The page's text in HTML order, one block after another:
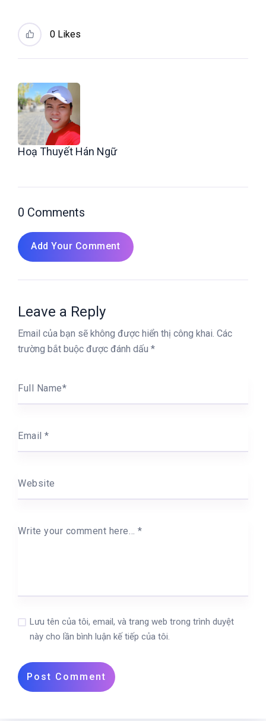
0 Likes
Hoạ Thuyết Hán Ngữ
0 Comments
Add Your Comment
Leave a Reply
Email của bạn sẽ không được hiển thị công khai. Các
trường bắt buộc được đánh dấu *
Full Name*
Email *
Website
Write your comment here… *
Lưu tên của tôi, email, và trang web trong trình duyệt
này cho lần bình luận kế tiếp của tôi.